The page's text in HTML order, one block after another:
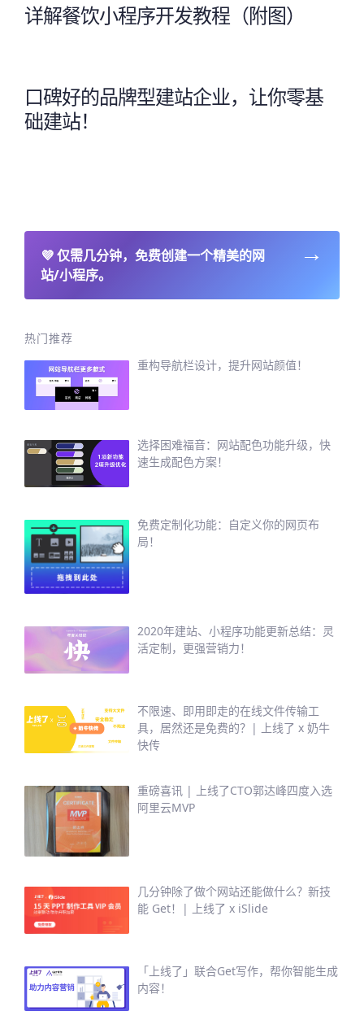
详解餐饮小程序开发教程（附图）
口碑好的品牌型建站企业，让你零基
础建站！
💜仅需几分钟，免费创建一个精美的网
站/小程序。
→
热门推荐
重构导航栏设计，提升网站颜值！
选择困难福音：网站配色功能升级，快
速生成配色方案！
免费定制化功能：自定义你的网页布
局！
2020年建站、小程序功能更新总结：灵
活定制，更强营销力！
不限速、即用即走的在线文件传输工
具，居然还是免费的？| 上线了 x 奶牛
快传
重磅喜讯 | 上线了CTO郭达峰四度入选
阿里云MVP
几分钟除了做个网站还能做什么？新技
能 Get！| 上线了 x iSlide
「上线了」联合Get写作，帮你智能生成
内容！